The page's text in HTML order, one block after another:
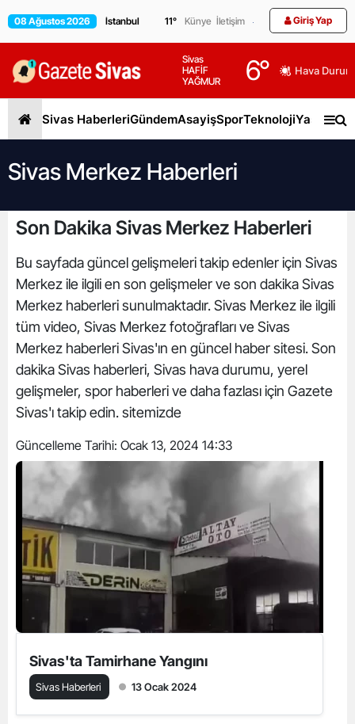
08 Ağustos 2026 11° Künye İletişim Giriş Yap
Sivas
HAFİF
YAĞMUR
6° Hava
Sivas HaberleriGündemAsayişSporTeknolojiYaşam
Sivas Merkez Haberleri
Son Dakika Sivas Merkez Haberleri
Bu sayfada güncel gelişmeleri takip edenler için Sivas
Merkez ile ilgili en son gelişmeler ve son dakika Sivas
Merkez haberleri sunulmaktadır. Sivas Merkez ile ilgili
tüm video, Sivas Merkez fotoğrafları ve Sivas
Merkez haberleri Sivas'ın en güncel haber sitesi. Son
dakika Sivas haberleri, Sivas hava durumu, yerel
gelişmeler, spor haberleri ve daha fazlası için Gazete
Sivas'ı takip edin. sitemizde
Güncelleme Tarihi: Ocak 13, 2024 14:33
Sivas'ta Tamirhane Yangını
Sivas Haberleri 13 Ocak 2024